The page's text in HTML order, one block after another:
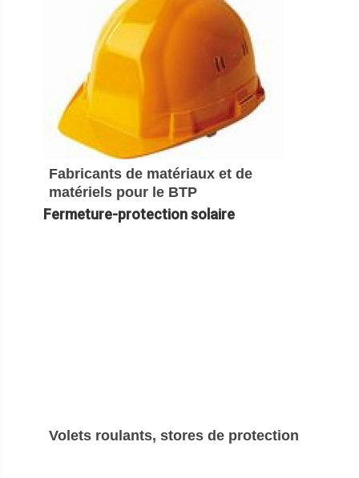
Fabricants de matériaux et de
matériels pour le BTP
Fermeture-protection solaire
Volets roulants, stores de protection